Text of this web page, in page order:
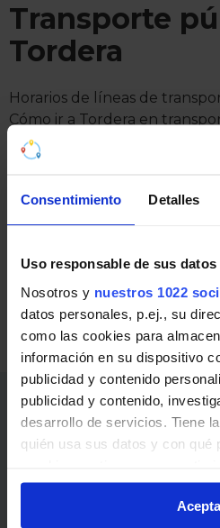
Consentimiento Detalles
Uso responsable de sus datos
Nosotros y nuestros 1022
datos personales, p.ej., su
como las cookies para
información en su dispositivo
publicidad y contenido
publicidad y contenido,
desarrollo de servicios. Tiene
quién usa sus datos y con qué
momento desde la
el Menú de consentimiento.
Transporte
Tordera
Horarios de líneas de
Cómo ir a Tordera en
RENFE Cercanías
RG1
L'Hospitalet de
Portbou
Enlaces de interés
Abonos, billetes y precios